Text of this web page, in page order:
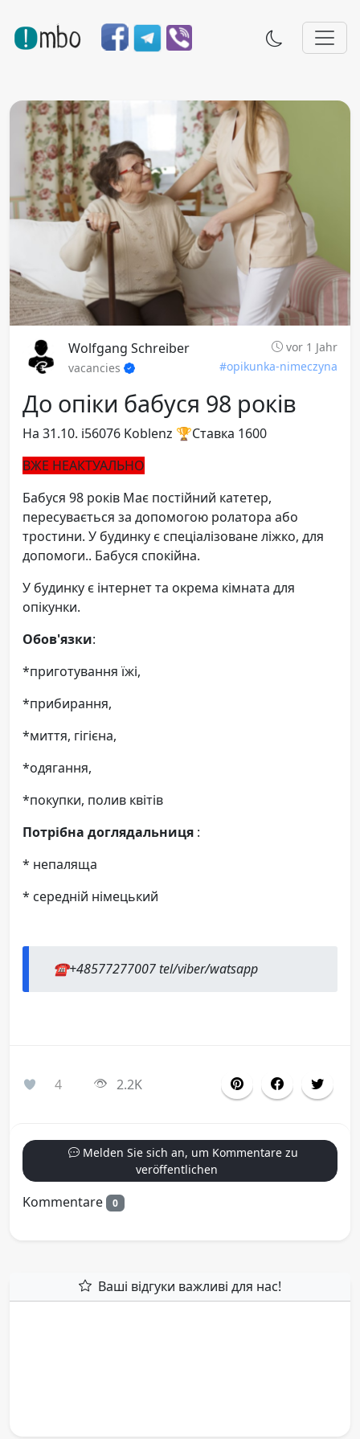
Wolfgang Schreiber
vor 1 Jahr
vacancies
#opikunka-nimeczyna
До опіки бабуся 98 років
На 31.10. ℹ️56076 Koblenz 🏆Ставка 1600
ВЖЕ НЕАКТУАЛЬНО
Бабуся 98 років Має постійний катетер,
пересувається за допомогою ролатора або
тростини. У будинку є спеціалізоване ліжко, для
допомоги.. Бабуся спокійна.
У будинку є інтернет та окрема кімната для
опікунки.
Обов'язки:
*приготування їжі,
*прибирання,
*миття, гігієна,
*одягання,
*покупки, полив квітів
Потрібна доглядальниця :
* непаляща
* середній німецький
☎️+48577277007 tel/viber/watsapp
4 2.2K
Melden Sie sich an, um Kommentare zu
veröffentlichen
Kommentare 0
Ваші відгуки важливі для нас!